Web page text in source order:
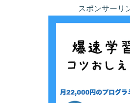
スポンサーリ